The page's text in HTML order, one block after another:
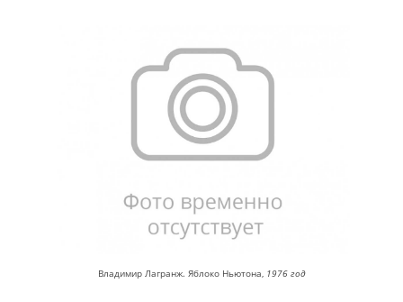
Владимир Лагранж. Яблоко Ньютона, 1976 год